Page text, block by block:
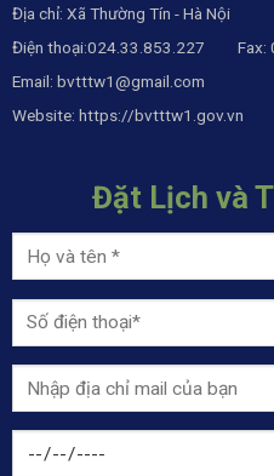
Địa chỉ: Xã Thường Tín - Hà Nội
Điện thoại:024.33.853.227 Fax:
Email: bvtttw1@gmail.com
Website: https://bvtttw1.gov.vn
Đặt Lịch và